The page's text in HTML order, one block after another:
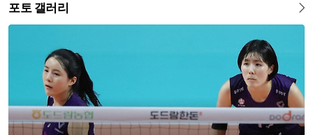
포토 갤러리